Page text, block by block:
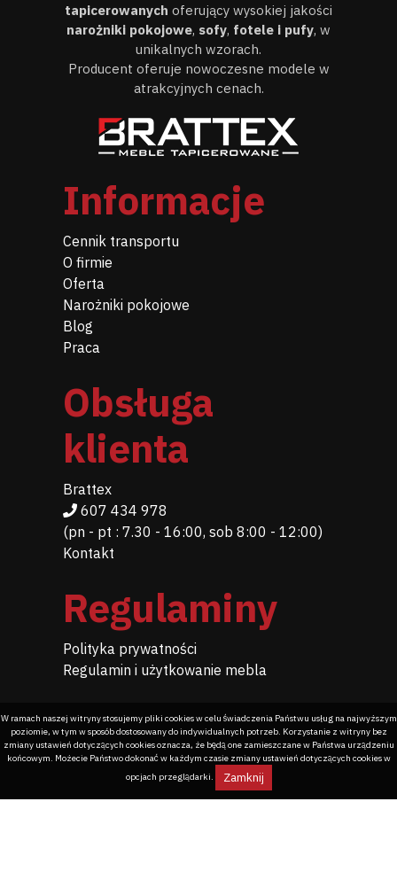
tapicerowanych oferujący wysokiej jakości
narożniki pokojowe, sofy, fotele i pufy, w
unikalnych wzorach.
Producent oferuje nowoczesne modele w
atrakcyjnych cenach.
Informacje
Cennik transportu
O firmie
Oferta
Narożniki pokojowe
Blog
Praca
Obsługa
klienta
Brattex
607 434 978
(pn - pt : 7.30 - 16:00, sob 8:00 - 12:00)
Kontakt
Regulaminy
Polityka prywatności
Regulamin i użytkowanie mebla
W ramach naszej witryny stosujemy pliki cookies w celu świadczenia Państwu usług na najwyższym
poziomie, w tym w sposób dostosowany do indywidualnych potrzeb. Korzystanie z witryny bez
zmiany ustawień dotyczących cookies oznacza, że będą one zamieszczane w Państwa urządzeniu
końcowym. Możecie Państwo dokonać w każdym czasie zmiany ustawień dotyczących cookies w
opcjach przeglądarki.
Zamknij